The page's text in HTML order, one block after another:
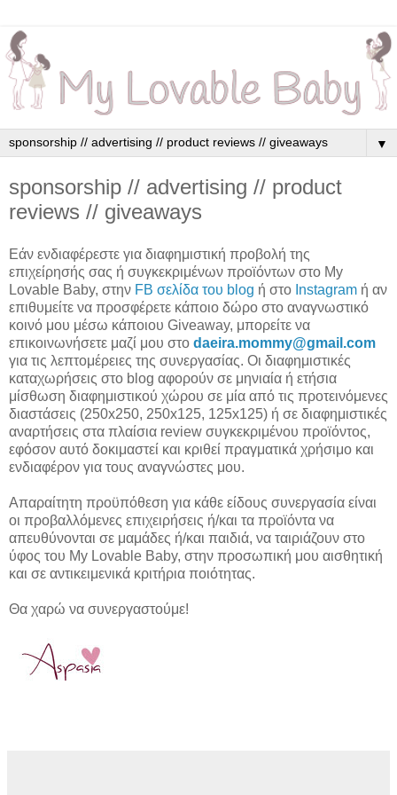
▼
sponsorship // advertising // product
reviews // giveaways
Εάν ενδιαφέρεστε για διαφημιστική προβολή της
επιχείρησής σας ή συγκεκριμένων προϊόντων στο My
Lovable Baby, στην FB σελίδα του blog ή στο Instagram ή αν
επιθυμείτε να προσφέρετε κάποιο δώρο στο αναγνωστικό
κοινό μου μέσω κάποιου Giveaway, μπορείτε να
επικοινωνήσετε μαζί μου στο daeira.mommy@gmail.com
για τις λεπτομέρειες της συνεργασίας. Οι διαφημιστικές
καταχωρήσεις στο blog αφορούν σε μηνιαία ή ετήσια
μίσθωση διαφημιστικού χώρου σε μία από τις προτεινόμενες
διαστάσεις (250x250, 250x125, 125x125) ή σε διαφημιστικές
αναρτήσεις στα πλαίσια review συγκεκριμένου προϊόντος,
εφόσον αυτό δοκιμαστεί και κριθεί πραγματικά χρήσιμο και
ενδιαφέρον για τους αναγνώστες μου.
Απαραίτητη προϋπόθεση για κάθε είδους συνεργασία είναι
οι προβαλλόμενες επιχειρήσεις ή/και τα προϊόντα να
απευθύνονται σε μαμάδες ή/και παιδιά, να ταιριάζουν στο
ύφος του My Lovable Baby, στην προσωπική μου αισθητική
και σε αντικειμενικά κριτήρια ποιότητας.
Θα χαρώ να συνεργαστούμε!